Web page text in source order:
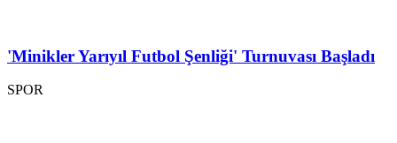
'Minikler Yarıyıl Futbol Şenliği' Turnuvası Başladı
SPOR